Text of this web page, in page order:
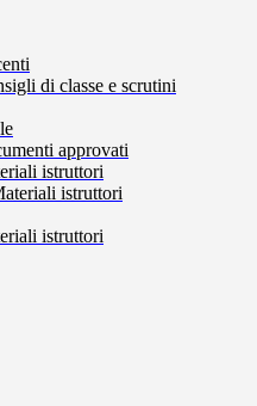
di classe e scrutini
approvati
istruttori
istruttori
istruttori